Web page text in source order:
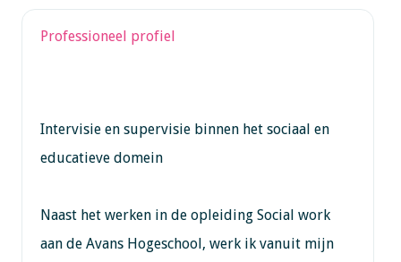
Professioneel profiel
Intervisie en supervisie binnen het sociaal en
educatieve domein
Naast het werken in de opleiding Social work
aan de Avans Hogeschool, werk ik vanuit mijn